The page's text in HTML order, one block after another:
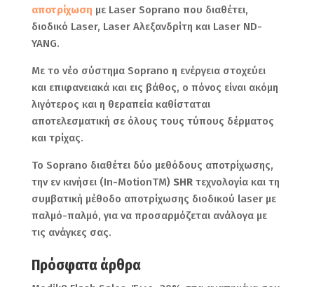
αποτρίχωση με Laser Soprano που διαθέτει,
διοδικό Laser, Laser Αλεξανδρίτη και Laser ND-
YANG.
Με το νέο σύστημα Soprano η ενέργεια στοχεύει
και επιφανειακά και εις βάθος, ο πόνος είναι ακόμη
λιγότερος και η θεραπεία καθίσταται
αποτελεσματική σε όλους τους τύπους δέρματος
και τρίχας.
Το Soprano διαθέτει δύο μεθόδους αποτρίχωσης,
την εν κινήσει (In-MotionTM) SHR τεχνολογία και τη
συμβατική μέθοδο αποτρίχωσης διοδικού laser με
παλμό-παλμό, για να προσαρμόζεται ανάλογα με
τις ανάγκες σας.
Πρόσφατα άρθρα